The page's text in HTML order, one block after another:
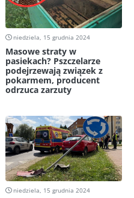
niedziela, 15 grudnia 2024
Masowe straty w
pasiekach? Pszczelarze
podejrzewają związek z
pokarmem, producent
odrzuca zarzuty
niedziela, 15 grudnia 2024